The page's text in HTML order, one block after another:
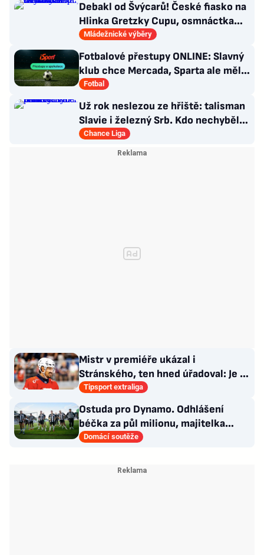
Debakl od Švýcarů! České fiasko na
Hlinka Gretzky Cupu, osmnáctka
skončila šestá
Mládežnické výběry
Fotbalové přestupy ONLINE: Slavný
klub chce Mercada, Sparta ale měla
nabídku odmítnout
Fotbal
Už rok neslezou ze hřiště: talisman
Slavie i železný Srb. Kdo nechyběl
pět let?
Chance Liga
Mistr v premiéře ukázal i
Stránského, ten hned úřadoval: Je to
pro mě úplně nové…
Tipsport extraliga
Ostuda pro Dynamo. Odhlášení
béčka za půl milionu, majitelka
odmítla nabídku kraje
Domácí soutěže